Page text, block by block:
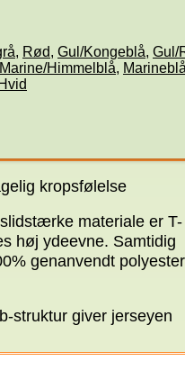
, Rød, Gul/Kongeblå, Gul/
Marine/Himmelblå,
kropsfølelse
materiale er T-
høj ydeevne. Samtidig
genanvendt polyester
struktur giver jerseyen